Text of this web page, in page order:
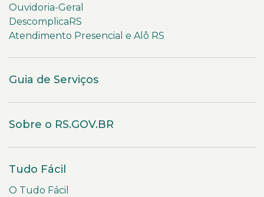
Ouvidoria-Geral
DescomplicaRS
Atendimento Presencial e Alô RS
Guia de Serviços
Sobre o RS.GOV.BR
Tudo Fácil
O Tudo Fácil